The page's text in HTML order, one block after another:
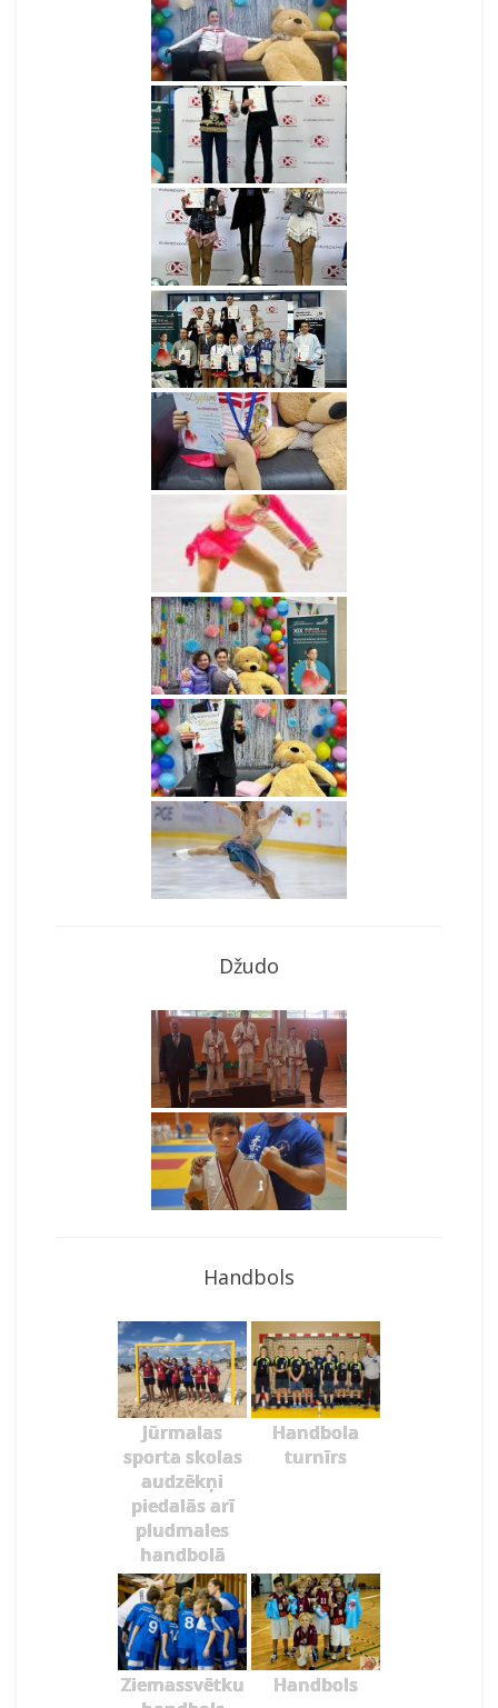
Džudo
Handbols
Jūrmalas
sporta skolas
audzēkņi
piedalās arī
pludmales
handbolā
Handbola
turnīrs
Ziemassvētku
Handbols